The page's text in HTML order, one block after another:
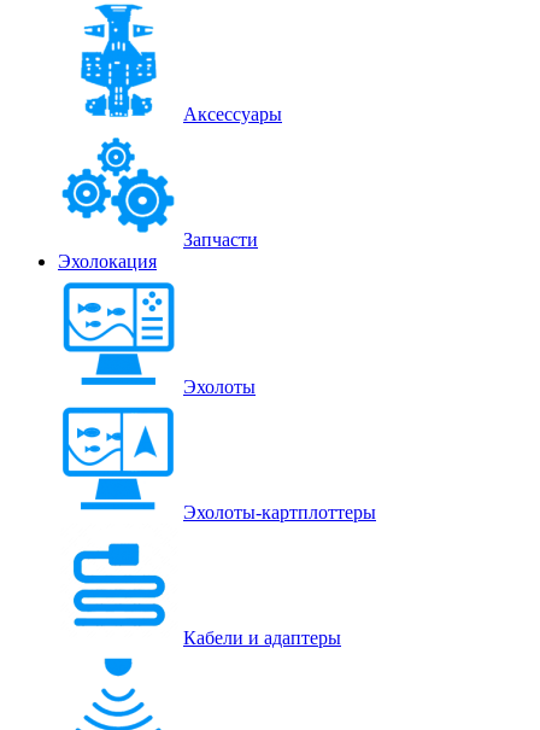
Аксессуары
Запчасти
Эхолокация
Эхолоты
Эхолоты-картплоттеры
Кабели и адаптеры